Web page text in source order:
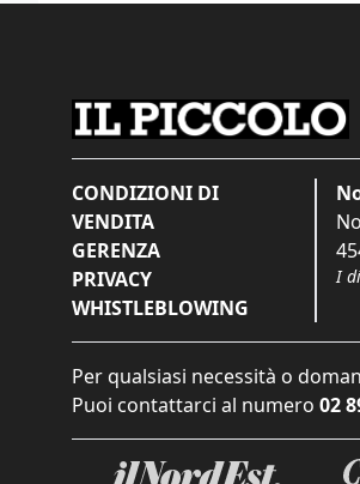
CONDIZIONI DI
VENDITA
GERENZA
PRIVACY
WHISTLEBLOWING
I
Per qualsiasi necessità o
Puoi contattarci al numero 02